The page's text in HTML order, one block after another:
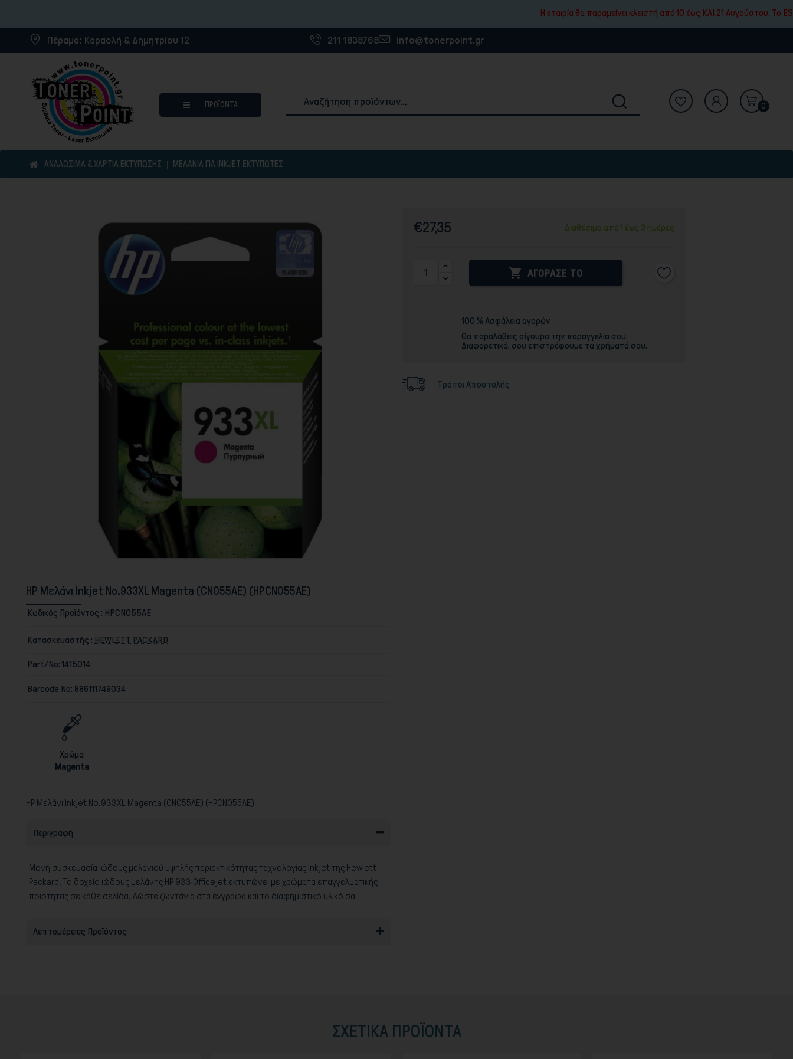
Η εταιρία θα παραμείνει κλειστή από 10 έως ΚΑΙ 21 Αυγούστου. To ESHOP μας
Πέραμα: Καραολή & Δημητρίου 12 211 1838768 info@tonerpoint.gr
ΠΡΟΪΌΝΤΑ
Συμβατά τόνερ
Μελανοταινίες
Ανταλλακτικά εκτυπωτών
0
ΑΝΑΛΩΣΙΜΑ & ΧΑΡΤΙΑ ΕΚΤΥΠΩΣΗΣ ΜΕΛΆΝΙΑ ΓΙΑ INKJET ΕΚΤΥΠΩΤΈΣ
HP Μελάνι Inkjet No.933XL Magenta (CN055AE) (HPCN055AE)
Κωδικός Προϊόντος : HPCN055AE
Κατασκευαστής : HEWLETT PACKARD
Part/No:1415014
Barcode No: 886111749034
Χρώμα
Magenta
HP Μελάνι Inkjet No.933XL Magenta (CN055AE) (HPCN055AE)
Περιγραφή
Μονή συσκευασία ιώδους μελανιού υψηλής περιεκτικότητας τεχνολογίας Inkjet της Hewlett
Packard. Το δοχείο ιώδους μελάνης HP 933 Officejet εκτυπώνει με χρώματα επαγγελματικής
ποιότητας σε κάθε σελίδα. Δώστε ζωντάνια στα έγγραφα και το διαφημιστικό υλικό σα
Λεπτομέρειες Προϊόντος
€27,35 Διαθέσιμο από 1 έως 3 ημέρες
 ΑΓΟΡΑΣΕ ΤΟ
100 % Ασφάλεια αγορών
Θα παραλάβεις σίγουρα την παραγγελία σου.
Διαφορετικά, σου επιστρέφουμε τα χρήματά σου.
Τρόποι Αποστολής
ΣΧΕΤΙΚΆ ΠΡΟΪΟΝΤΑ